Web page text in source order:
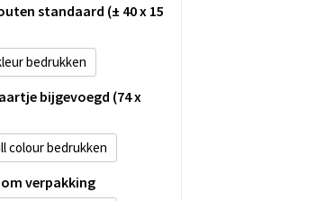
standaard (± 40 x 15
bijgevoegd (74 x
colour
verpakking